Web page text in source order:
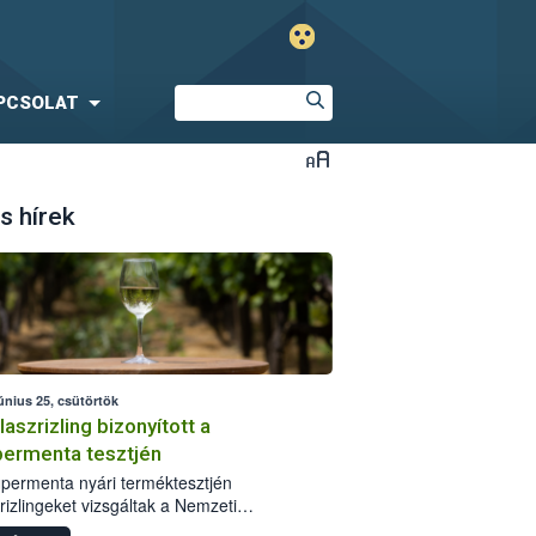
hírek
25, csütörtök
bizonyított a
tesztjén
nyári terméktesztjén
vizsgáltak a Nemzeti
biztonsági Hivatal (Nébih)